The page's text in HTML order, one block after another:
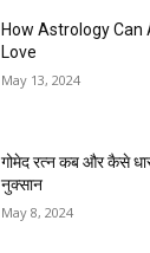
How Astrology Can
Love
May 13, 2024
गोमेद रत्न कब और कैसे
नुक्सान
May 8, 2024